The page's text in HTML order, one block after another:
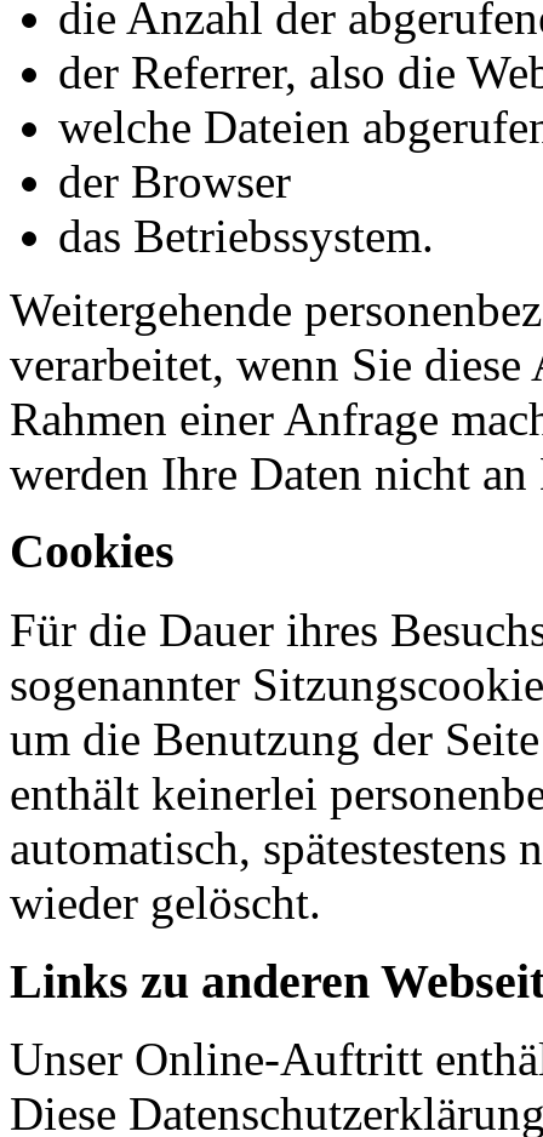
die Anzahl der
der Referrer, also die
welche Dateien
der Browser
das Betriebssystem.
Weitergehende
verarbeitet, wenn Sie
Rahmen einer Anfrage
werden Ihre Daten nicht
Cookies
Für die Dauer ihres
sogenannter
um die Benutzung der
enthält keinerlei
automatisch, spätestestens
wieder gelöscht.
Links zu anderen
Unser Online-Auftritt
Diese